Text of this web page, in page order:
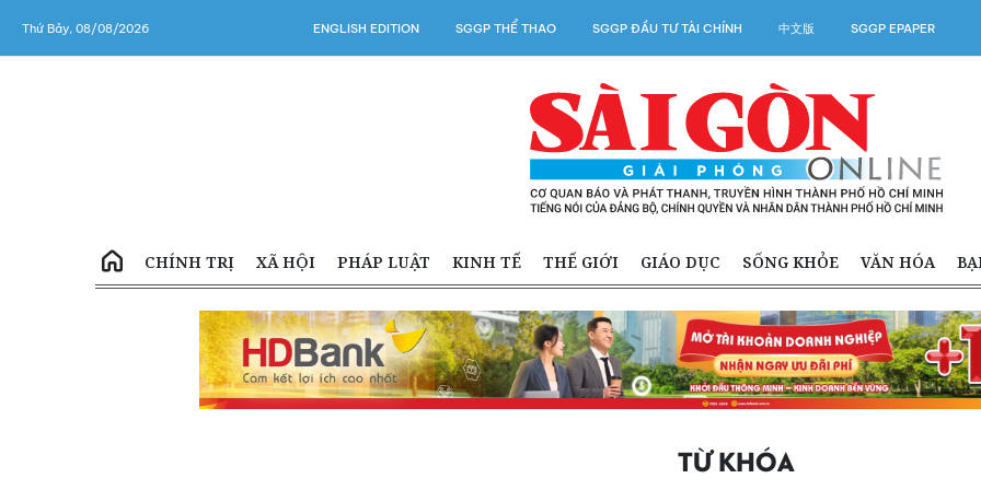
Thứ Bảy, 08/08/2026 ENGLISH EDITION SGGP THỂ THAO SGGP ĐẦU TƯ TÀI CHÍNH 中文版 SGGP EPAPER
CHÍNH TRỊ XÃ HỘI PHÁP LUẬT KINH TẾ THẾ GIỚI GIÁO DỤC SỐNG KHỎE VĂN HÓA
TỪ KHÓA